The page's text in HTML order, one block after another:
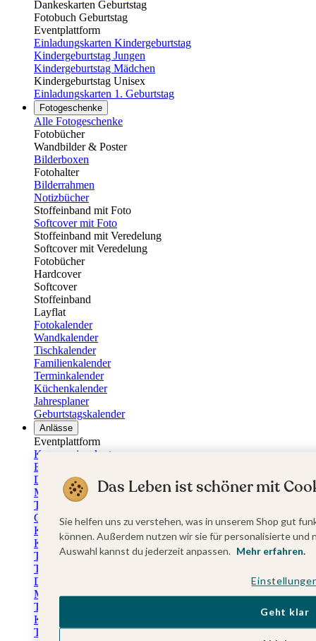
Dankeskarten Geburtstag
Fotobuch Geburtstag
Eventplattform
Einladungskarten Kindergeburtstag
Kindergeburtstag Jungen
Kindergeburtstag Mädchen
Kindergeburtstag Unisex
Einladungskarten 1. Geburtstag
Fotogeschenke
Alle Fotogeschenke
Fotobücher
Wandbilder & Poster
Bilderboxen
Fotohalter
Bilderrahmen
Notizbücher
Stoffeinband mit Foto
Softcover mit Foto
Stoffeinband mit Veredelung
Softcover mit Veredelung
Fotobücher
Hardcover
Softcover
Stoffeinband
Layflat
Fotokalender
Wandkalender
Tischkalender
Familienkalender
Terminkalender
Küchenkalender
Jahresplaner
Geburtstagskalender
Anlässe
Eventplattform
Kommunionskarten
Einladungskarten Kommunion
Danksagung Kommunion
Menükarten Kommunion
Tischkarten Kommunion
Gästebuch Kommunion
Kerzen Kommunion
Kartenbox Kommunion
Taufkarten
Taufeinladungen
Dankeskarten Taufe
Menükarten Taufe
Tischkarten Taufe
Kirchenheft Taufe
Taufkerzen
Das Leben ist schöner mit
Sie helfen uns zu verstehen, was in unserem Shop gut
können. Außerdem nutzen wir sie für personalisierte
Auswahl kannst du jederzeit anpassen. Mehr erfahren.
Geht klar